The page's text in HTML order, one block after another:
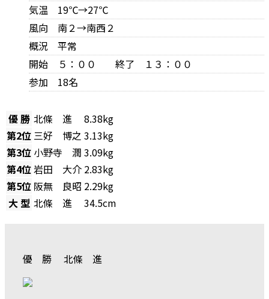
気温 19℃→27℃
風向 南２→南西２
概況 平常
開始 ５：００ 終了 １３：００
参加 18名
優 勝 北條 進
8.38kg
第2位 三好 博之 3.13kg
第3位 小野寺 潤 3.09kg
第4位岩田 大介 2.83kg
第5位 阪無 良昭 2.29kg
大 型 北條 進 34.5cm
優 勝 北條 進